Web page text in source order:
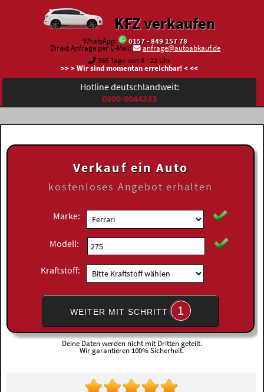
KFZ verkaufen
WhatsApp:
0157 - 849 157 78
Direkt Anfrage per E-Mail:
anfrage@autoabkauf.de
365 Tage von 8 - 22 Uhr
>> > Wir sind momentan erreichbar! < <<
Hotline deutschlandweit:
0800-0044333
Verkauf ein Auto
kostenloses Angebot erhalten
Marke:
Modell:
Kraftstoff:
WEITER MIT SCHRITT 1
Deine Daten werden nicht mit Dritten geteilt.
Wir garantieren 100% Sicherheit.